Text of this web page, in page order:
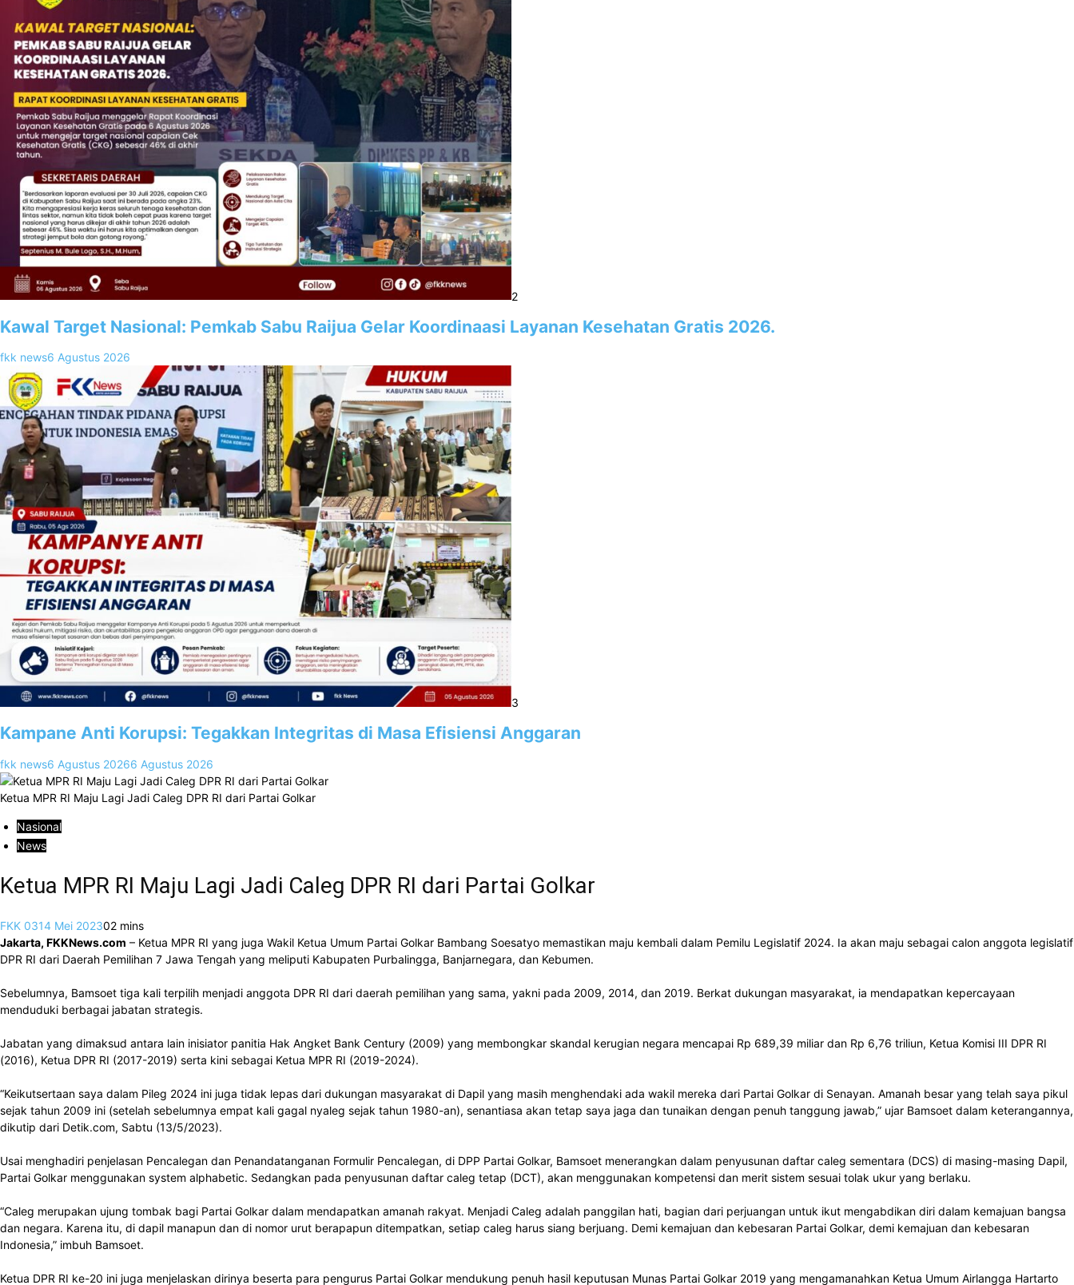
2
Kawal Target Nasional: Pemkab Sabu Raijua Gelar Koordinaasi Layanan Kesehatan Gratis 2026.
fkk news6 Agustus 2026
3
Kampane Anti Korupsi: Tegakkan Integritas di Masa Efisiensi Anggaran
fkk news6 Agustus 20266 Agustus 2026
Ketua MPR RI Maju Lagi Jadi Caleg DPR RI dari Partai Golkar
Nasional
News
Ketua MPR RI Maju Lagi Jadi Caleg DPR RI dari Partai Golkar
FKK 0314 Mei 202302 mins
Jakarta, FKKNews.com – Ketua MPR RI yang juga Wakil Ketua Umum Partai Golkar Bambang Soesatyo memastikan maju kembali dalam Pemilu Legislatif 2024. Ia akan maju sebagai calon anggota legislatif
DPR RI dari Daerah Pemilihan 7 Jawa Tengah yang meliputi Kabupaten Purbalingga, Banjarnegara, dan Kebumen.
Sebelumnya, Bamsoet tiga kali terpilih menjadi anggota DPR RI dari daerah pemilihan yang sama, yakni pada 2009, 2014, dan 2019. Berkat dukungan masyarakat, ia mendapatkan kepercayaan
menduduki berbagai jabatan strategis.
Jabatan yang dimaksud antara lain inisiator panitia Hak Angket Bank Century (2009) yang membongkar skandal kerugian negara mencapai Rp 689,39 miliar dan Rp 6,76 triliun, Ketua Komisi III DPR RI
(2016), Ketua DPR RI (2017-2019) serta kini sebagai Ketua MPR RI (2019-2024).
“Keikutsertaan saya dalam Pileg 2024 ini juga tidak lepas dari dukungan masyarakat di Dapil yang masih menghendaki ada wakil mereka dari Partai Golkar di Senayan. Amanah besar yang telah saya pikul
sejak tahun 2009 ini (setelah sebelumnya empat kali gagal nyaleg sejak tahun 1980-an), senantiasa akan tetap saya jaga dan tunaikan dengan penuh tanggung jawab,” ujar Bamsoet dalam keterangannya,
dikutip dari Detik.com, Sabtu (13/5/2023).
Usai menghadiri penjelasan Pencalegan dan Penandatanganan Formulir Pencalegan, di DPP Partai Golkar, Bamsoet menerangkan dalam penyusunan daftar caleg sementara (DCS) di masing-masing Dapil,
Partai Golkar menggunakan system alphabetic. Sedangkan pada penyusunan daftar caleg tetap (DCT), akan menggunakan kompetensi dan merit sistem sesuai tolak ukur yang berlaku.
“Caleg merupakan ujung tombak bagi Partai Golkar dalam mendapatkan amanah rakyat. Menjadi Caleg adalah panggilan hati, bagian dari perjuangan untuk ikut mengabdikan diri dalam kemajuan bangsa
dan negara. Karena itu, di dapil manapun dan di nomor urut berapapun ditempatkan, setiap caleg harus siang berjuang. Demi kemajuan dan kebesaran Partai Golkar, demi kemajuan dan kebesaran
Indonesia,” imbuh Bamsoet.
Ketua DPR RI ke-20 ini juga menjelaskan dirinya beserta para pengurus Partai Golkar mendukung penuh hasil keputusan Munas Partai Golkar 2019 yang mengamanahkan Ketua Umum Airlangga Hartarto